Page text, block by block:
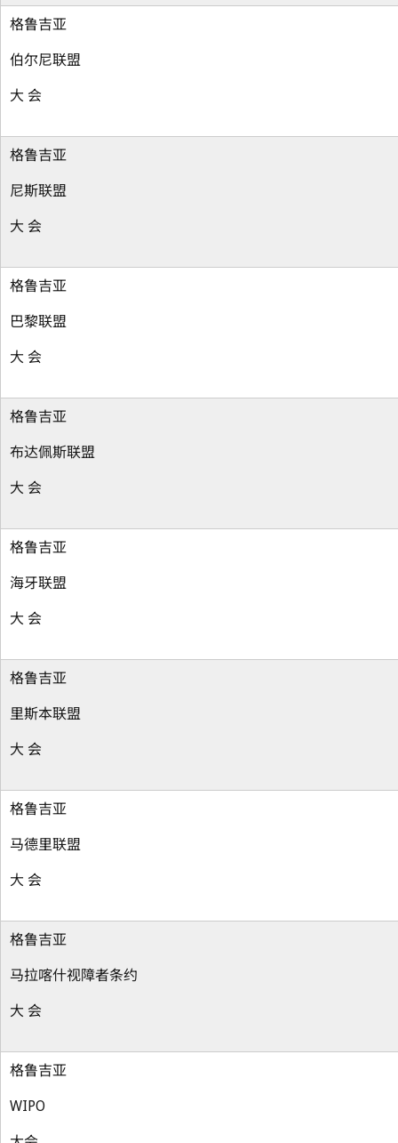
格鲁吉亚
伯尔尼联盟
大 会
格鲁吉亚
尼斯联盟
大 会
格鲁吉亚
巴黎联盟
大 会
格鲁吉亚
布达佩斯联盟
大 会
格鲁吉亚
海牙联盟
大 会
格鲁吉亚
里斯本联盟
大 会
格鲁吉亚
马德里联盟
大 会
格鲁吉亚
马拉喀什视障者条约
大 会
格鲁吉亚
WIPO